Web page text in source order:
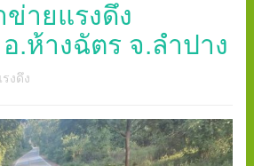
ข่ายแรงดึง
.ห้างฉัตร จ.ลำปาง
งดึง